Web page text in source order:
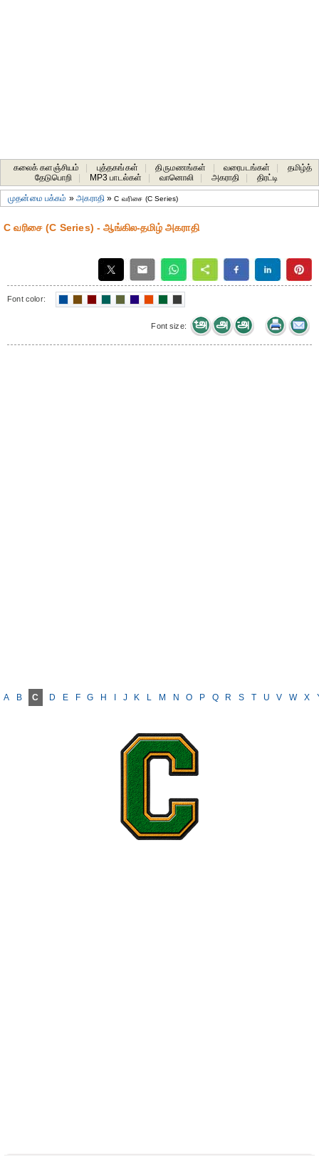
கலைக் களஞ்சியம் புத்தகங்கள் திருமணங்கள் வரைபடங்கள்
தமிழ்த்
தேடுபொறி
MP3 பாடல்கள் வானொலி அகராதி திரட்டி
முதன்மை பக்கம் »அகராதி»C வரிசை (C Series)
C வரிசை (C Series) - ஆங்கில-தமிழ் அகராதி
Font color:
Font size:
A B C D E F G H J K L M N O P Q R S T U V W X